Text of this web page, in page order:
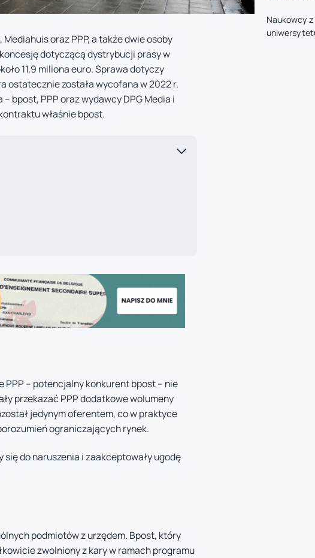
oraz PPP, a także dwie osoby
dotyczącą dystrybucji prasy w
11,9 miliona euro. Sprawa dotyczy
ostatecznie została wycofana w 2022 r.
bpost, PPP oraz wydawcy DPG Media i
właśnie bpost.
PPP – potencjalny konkurent bpost – nie
przekazać PPP dodatkowe wolumeny
jedynym oferentem, co w praktyce
ograniczających rynek.
do naruszenia i zaakceptowały ugodę
podmiotów z urzędem. Bpost, który
zwolniony z kary w ramach programu
Naukowcy